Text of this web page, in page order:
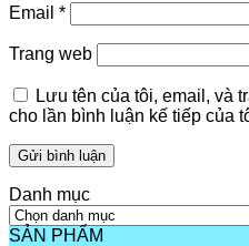
Email *
Trang web
Lưu tên của tôi, email, và
cho lần bình luận kế tiếp của
Danh mục
Danh
mục
SẢN PHẨM